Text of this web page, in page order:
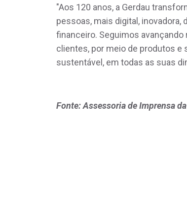
"Aos 120 anos, a Gerdau
pessoas, mais digital,
financeiro. Seguimos
clientes, por meio de produtos e
sustentável, em todas as suas
Fonte: Assessoria de Imprensa